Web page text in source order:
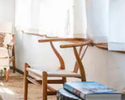
надолу или навигирайте с